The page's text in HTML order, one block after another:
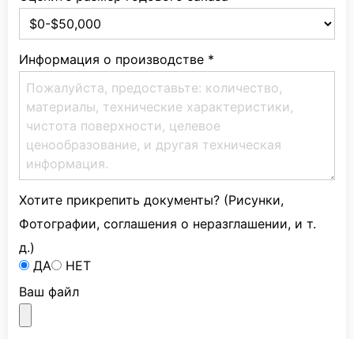
Информация о производстве *
Хотите прикрепить документы? (Рисунки,
Фотографии, соглашения о неразглашении, и т.
д.)
ДА
НЕТ
Ваш файл